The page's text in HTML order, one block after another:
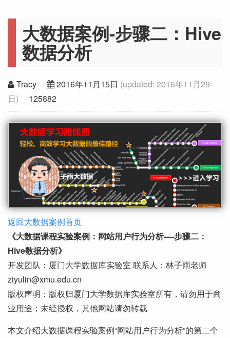
大数据案例-步骤二：Hive
数据分析
Tracy 2016年11月15日 (updated: 2016年11月29
日) 125882
返回大数据案例首页
《大数据课程实验案例：网站用户行为分析----步骤二：
Hive数据分析》
开发团队：厦门大学数据库实验室 联系人：林子雨老师
ziyulin@xmu.edu.cn
版权声明：版权归厦门大学数据库实验室所有，请勿用于商
业用途；未经授权，其他网站请勿转载
本文介绍大数据课程实验案例“网站用户行为分析”的第二个